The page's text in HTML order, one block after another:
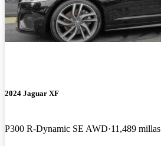
2024 Jaguar XF
P300 R-Dynamic SE AWD 11,489 millas